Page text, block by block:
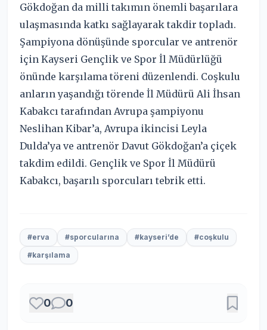
Gökdoğan da milli takımın önemli başarılara
ulaşmasında katkı sağlayarak takdir topladı.
Şampiyona dönüşünde sporcular ve antrenör
için Kayseri Gençlik ve Spor İl Müdürlüğü
önünde karşılama töreni düzenlendi. Coşkulu
anların yaşandığı törende İl Müdürü Ali İhsan
Kabakcı tarafından Avrupa şampiyonu
Neslihan Kibar’a, Avrupa ikincisi Leyla
Dulda’ya ve antrenör Davut Gökdoğan’a çiçek
takdim edildi. Gençlik ve Spor İl Müdürü
Kabakcı, başarılı sporcuları tebrik etti.
#erva #sporcularına #kayseri’de
#coşkulu
#karşılama
0 0